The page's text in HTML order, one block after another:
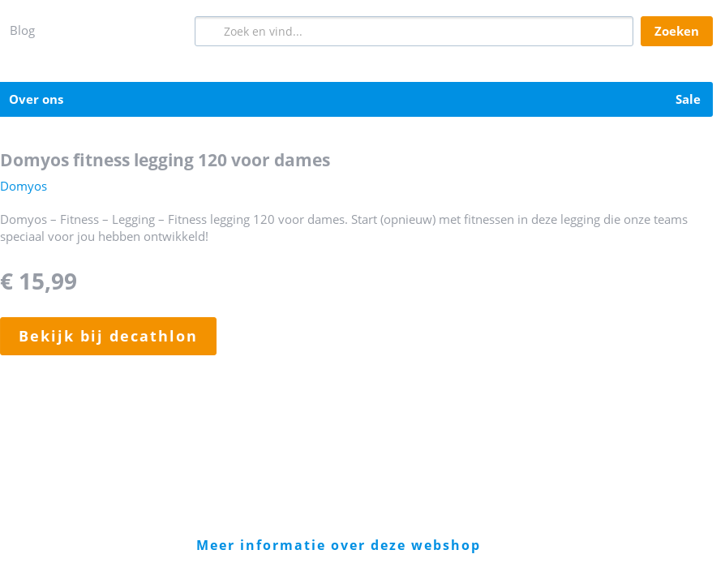
blog zoeken
over ons sale
domyos fitness legging 120 voor dames
Domyos
Domyos – Fitness – Legging – Fitness legging 120 voor dames. Start (opnieuw) met fitnessen in deze legging die onze teams
speciaal voor jou hebben ontwikkeld!
€ 15,99
bekijk bij decathlon
meer informatie over deze webshop